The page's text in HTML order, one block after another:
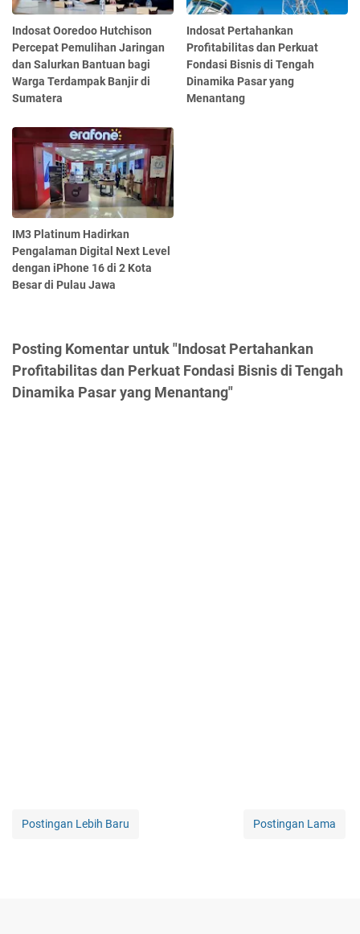
Indosat Ooredoo Hutchison
Percepat Pemulihan Jaringan
dan Salurkan Bantuan bagi
Warga Terdampak Banjir di
Sumatera
Indosat Pertahankan
Profitabilitas dan Perkuat
Fondasi Bisnis di Tengah
Dinamika Pasar yang
Menantang
IM3 Platinum Hadirkan
Pengalaman Digital Next Level
dengan iPhone 16 di 2 Kota
Besar di Pulau Jawa
Posting Komentar untuk "Indosat Pertahankan
Profitabilitas dan Perkuat Fondasi Bisnis di Tengah
Dinamika Pasar yang Menantang"
Postingan Lebih Baru Postingan Lama